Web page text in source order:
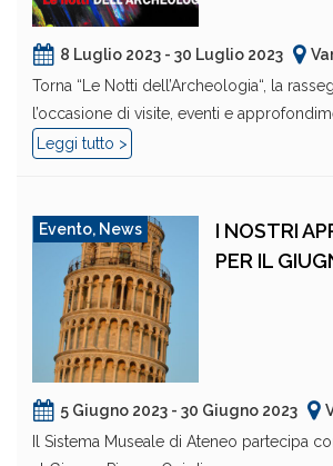
8 Luglio 2023 - 30 Luglio 2023
Torna “Le Notti dell’Archeologia“, la
l’occasione di visite, eventi e
Leggi tutto >
Evento, News
I NOSTRI
PER IL
5 Giugno 2023 - 30 Giugno 2023
Il Sistema Museale di Ateneo partecipa